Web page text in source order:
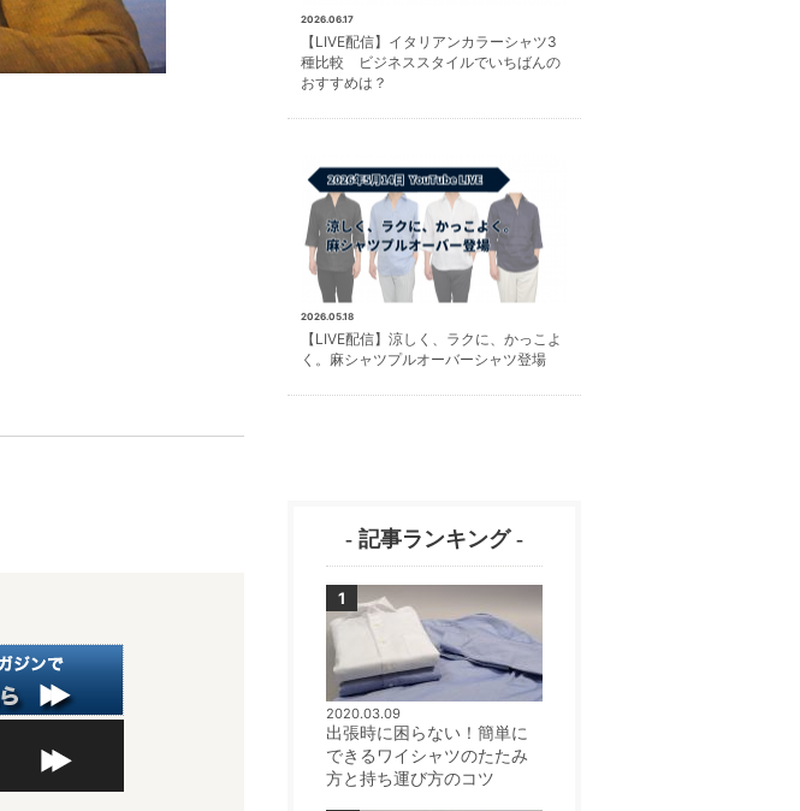
2026.06.17
【LIVE配信】イタリアンカラーシャツ3
種比較 ビジネススタイルでいちばんの
おすすめは？
2026.05.18
【LIVE配信】涼しく、ラクに、かっこよ
く。麻シャツプルオーバーシャツ登場
- 記事ランキング -
2020.03.09
出張時に困らない！簡単に
できるワイシャツのたたみ
方と持ち運び方のコツ